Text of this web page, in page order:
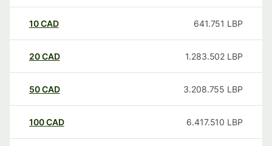
10CAD 641.751 LBP
20CAD 1.283.502 LBP
50CAD 3.208.755 LBP
100CAD 6.417.510 LBP